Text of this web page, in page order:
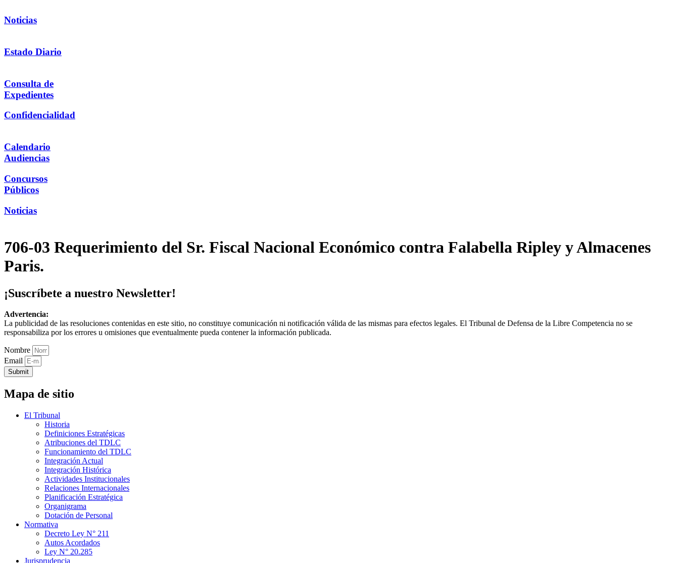
Noticias
Estado Diario
Consulta de
Expedientes
Confidencialidad
Calendario
Audiencias
Concursos
Públicos
Noticias
706-03 Requerimiento del Sr. Fiscal Nacional Económico contra Falabella Ripley y Almacenes
Paris.
¡Suscríbete a nuestro Newsletter!
Advertencia:
La publicidad de las resoluciones contenidas en este sitio, no constituye comunicación ni notificación válida de las mismas para efectos legales. El Tribunal de Defensa de la Libre Competencia no se
responsabiliza por los errores u omisiones que eventualmente pueda contener la información publicada.
Nombre
Email
Submit
Mapa de sitio
El Tribunal
Historia
Definiciones Estratégicas
Atribuciones del TDLC
Funcionamiento del TDLC
Integración Actual
Integración Histórica
Actividades Institucionales
Relaciones Internacionales
Planificación Estratégica
Organigrama
Dotación de Personal
Normativa
Decreto Ley N° 211
Autos Acordados
Ley N° 20.285
Jurisprudencia